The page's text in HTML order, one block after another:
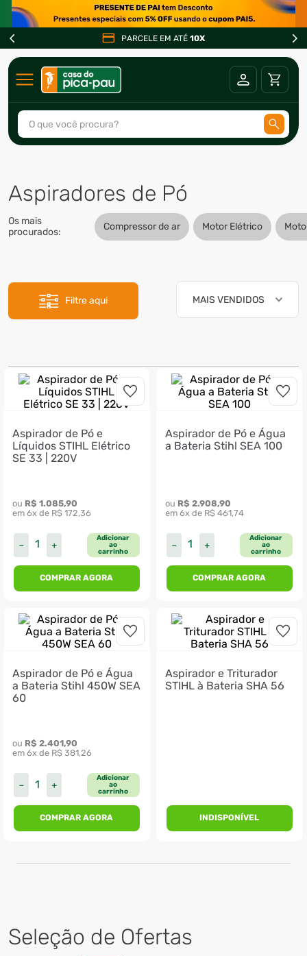
PARCELE EM ATÉ 10X
O que você procura?
Aspiradores de Pó
Os mais
procurados:
Compressor de ar Motor Elétrico
MAIS VENDIDOS
Aspirador de Pó e
Líquidos STIHL Elétrico
SE 33 | 220V
ou R$ 1.085,90
em 6x de R$ 172,36
＋
－
Adicionar
ao
carrinho
COMPRAR AGORA
Aspirador de Pó e Água
a Bateria Stihl SEA 100
ou R$ 2.908,90
em 6x de R$ 461,74
＋
－
Adicionar
ao
carrinho
COMPRAR AGORA
Aspirador de Pó e Água
a Bateria Stihl 450W SEA
60
ou R$ 2.401,90
em 6x de R$ 381,26
＋
－
Adicionar
ao
carrinho
COMPRAR AGORA
Aspirador e Triturador
STIHL à Bateria SHA 56
INDISPONÍVEL
Seleção de Ofertas
TERMOS MAIS BUSCADOS
2 º
fogão
3º
º
cervejeira
7º
ventilador
9º
lavadora
10º climatizador